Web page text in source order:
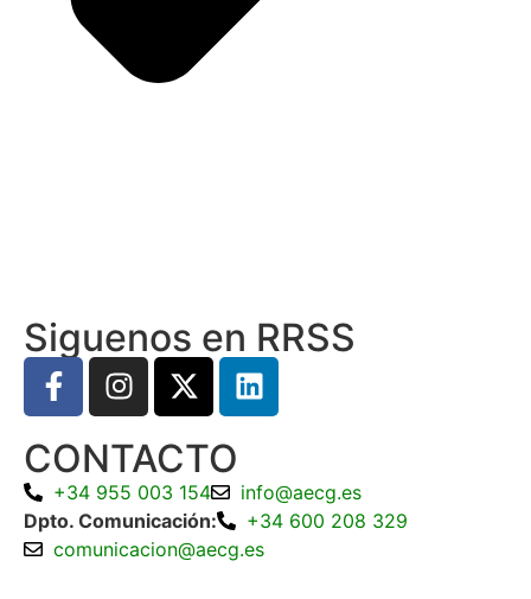
Siguenos en RRSS
CONTACTO
+34 955 003 154
info@aecg.es
Dpto. Comunicación:
+34 600 208 329
comunicacion@aecg.es